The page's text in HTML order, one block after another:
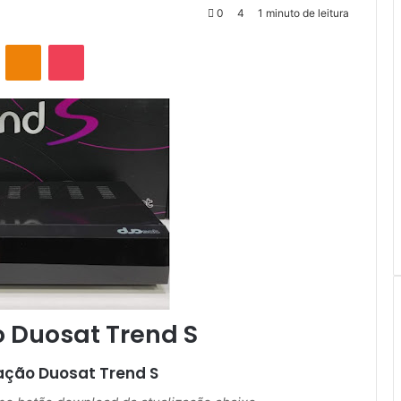
0 4 1 minuto de leitura
Trend S
Duosat Trend S